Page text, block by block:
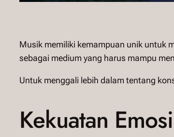
Musik memiliki kemampuan unik untuk
sebagai medium yang harus mampu
Untuk menggali lebih dalam tentang
Kekuatan